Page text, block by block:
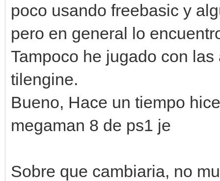
poco usando freebasic y
pero en general lo
Tampoco he jugado con
tilengine.
Bueno, Hace un tiempo
megaman 8 de ps1 je
Sobre que cambiaria, no